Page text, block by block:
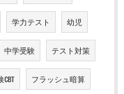
学力テスト 幼児
中学受験 テスト対策
フラッシュ暗算